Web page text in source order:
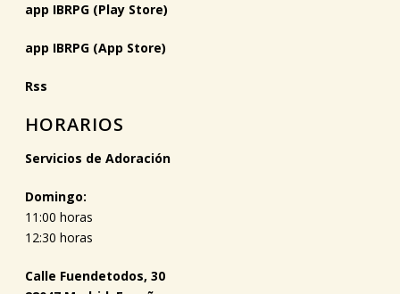
app IBRPG (Play Store)
app IBRPG (App Store)
Rss
HORARIOS
Servicios de Adoración
Domingo:
11:00 horas
12:30 horas
Calle Fuendetodos, 30